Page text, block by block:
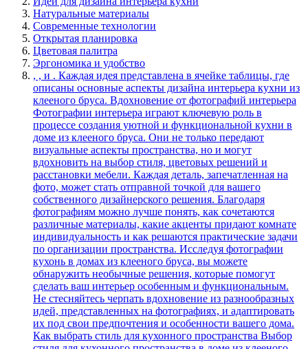
Натуральные материалы
Современные технологии
Открытая планировка
Цветовая палитра
Эргономика и удобство
, , и . Каждая идея представлена в ячейке таблицы, где
описаны основные аспекты дизайна интерьера кухни из
клееного бруса. Вдохновение от фотографий интерьера
Фотографии интерьера играют ключевую роль в
процессе создания уютной и функциональной кухни в
доме из клееного бруса. Они не только передают
визуальные аспекты пространства, но и могут
вдохновить на выбор стиля, цветовых решений и
расстановки мебели. Каждая деталь, запечатленная на
фото, может стать отправной точкой для вашего
собственного дизайнерского решения. Благодаря
фотографиям можно лучше понять, как сочетаются
различные материалы, какие акценты придают комнате
индивидуальность и как решаются практические задачи
по организации пространства. Исследуя фотографии
кухонь в домах из клееного бруса, вы можете
обнаружить необычные решения, которые помогут
сделать ваш интерьер особенным и функциональным.
Не стесняйтесь черпать вдохновение из разнообразных
идей, представленных на фотографиях, и адаптировать
их под свои предпочтения и особенности вашего дома.
Как выбрать стиль для кухонного пространства Выбор